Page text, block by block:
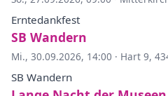
Erntedankfest
SB Wandern
Mi., 30.09.2026, 14:00 · Hart 9,
SB Wandern